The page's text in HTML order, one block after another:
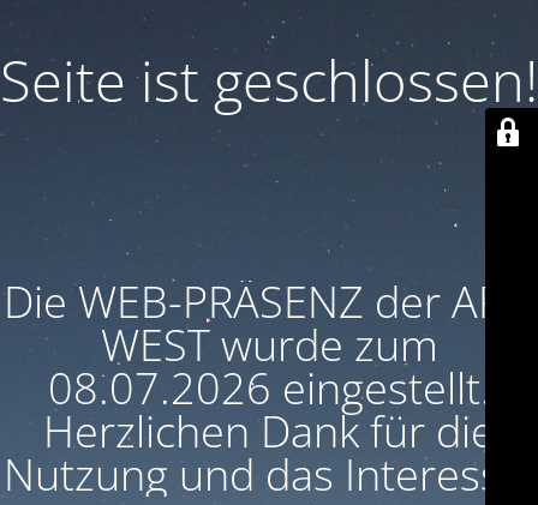
Seite ist geschlossen!
Die WEB-PRÄSENZ der ARU
WEST wurde zum
08.07.2026 eingestellt.
Herzlichen Dank für die
Nutzung und das Interesse!